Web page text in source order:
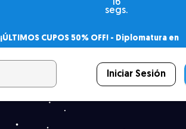
14
segs.
¡ÚLTIMOS CUPOS 50% OFF! - Diplomatura en
– Certificado Universitario
Iniciar Sesión